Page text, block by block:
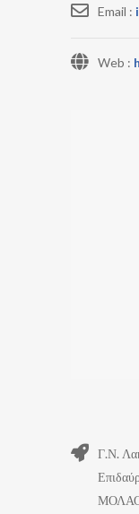
Email :
Web :
Γ.Ν.